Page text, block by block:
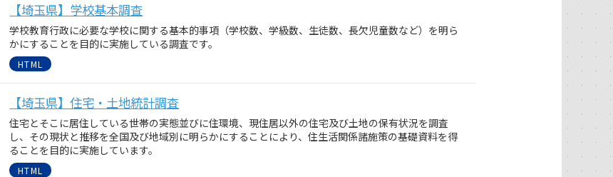
【埼玉県】学校基本調査
学校教育行政に必要な学校に関する基本的事項（学校数、学級数、生徒数、長欠児童数など）を明ら
かにすることを目的に実施している調査です。
HTML
【埼玉県】住宅・土地統計調査
住宅とそこに居住している世帯の実態並びに住環境、現住居以外の住宅及び土地の保有状況を調査
し、その現状と推移を全国及び地域別に明らかにすることにより、住生活関係諸施策の基礎資料を得
ることを目的に実施しています。
HTML